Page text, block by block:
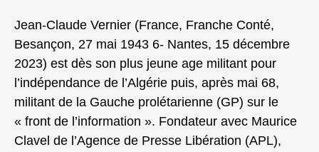
Jean-Claude Vernier (France, Franche Conté,
Besançon, 27 mai 1943 6- Nantes, 15 décembre
2023) est dès son plus jeune age militant pour
l’indépendance de l’Algérie puis, après mai 68,
militant de la Gauche prolétarienne (GP) sur le
« front de l’information ». Fondateur avec Maurice
Clavel de l’Agence de Presse Libération (APL),